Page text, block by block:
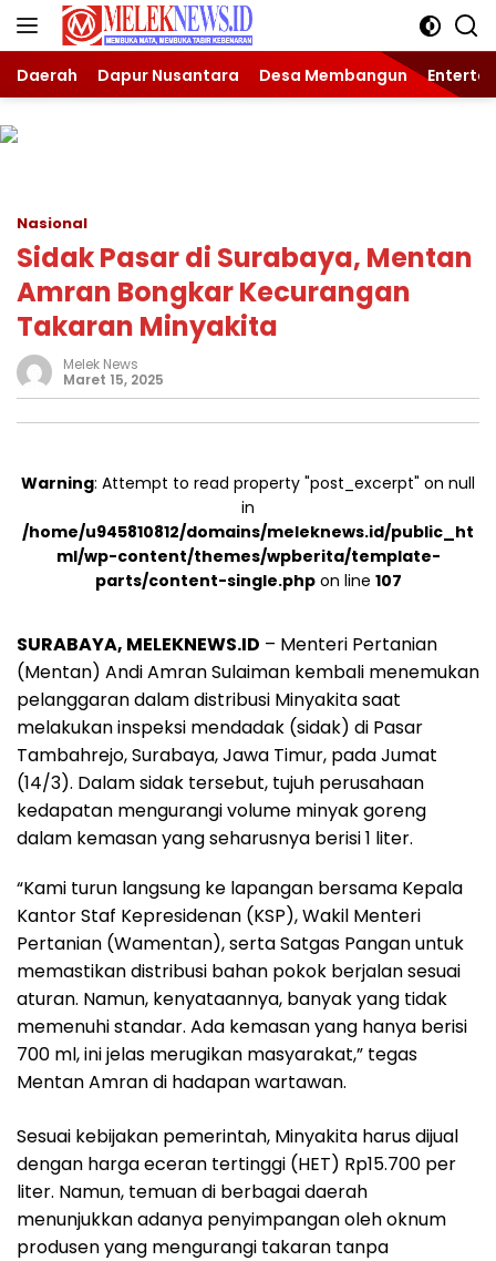
Langsung
Daerah Dapur Nusantara Desa Membangun
Nasional
Sidak Pasar di Surabaya, Mentan
Amran Bongkar Kecurangan
Takaran Minyakita
Melek News
Maret 15, 2025
Warning: Attempt to read property "post_excerpt" on null
in
/home/u945810812/domains/meleknews.id/public_ht
ml/wp-content/themes/wpberita/template-
parts/content-single.phpon line 107
SURABAYA, MELEKNEWS.ID – Menteri Pertanian
(Mentan) Andi Amran Sulaiman kembali menemukan
pelanggaran dalam distribusi Minyakita saat
melakukan inspeksi mendadak (sidak) di Pasar
Tambahrejo, Surabaya, Jawa Timur, pada Jumat
(14/3). Dalam sidak tersebut, tujuh perusahaan
kedapatan mengurangi volume minyak goreng
dalam kemasan yang seharusnya berisi 1 liter.
“Kami turun langsung ke lapangan bersama Kepala
Kantor Staf Kepresidenan (KSP), Wakil Menteri
Pertanian (Wamentan), serta Satgas Pangan untuk
memastikan distribusi bahan pokok berjalan sesuai
aturan. Namun, kenyataannya, banyak yang tidak
memenuhi standar. Ada kemasan yang hanya berisi
700 ml, ini jelas merugikan masyarakat,” tegas
Mentan Amran di hadapan wartawan.
Sesuai kebijakan pemerintah, Minyakita harus dijual
dengan harga eceran tertinggi (HET) Rp15.700 per
liter. Namun, temuan di berbagai daerah
menunjukkan adanya penyimpangan oleh oknum
produsen yang mengurangi takaran tanpa